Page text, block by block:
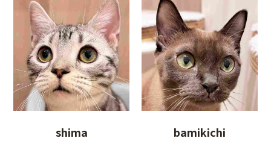
shima bamikichi